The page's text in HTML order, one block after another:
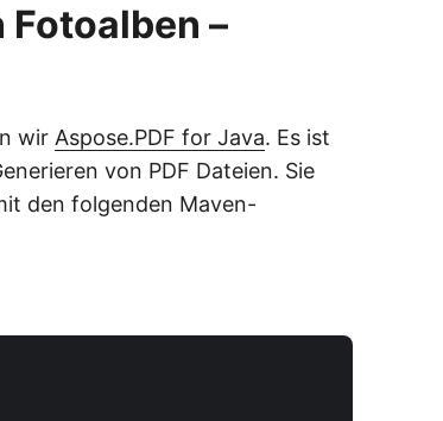
–
wir Aspose.PDF for Java. Es ist
von PDF Dateien. Sie
den folgenden Maven-